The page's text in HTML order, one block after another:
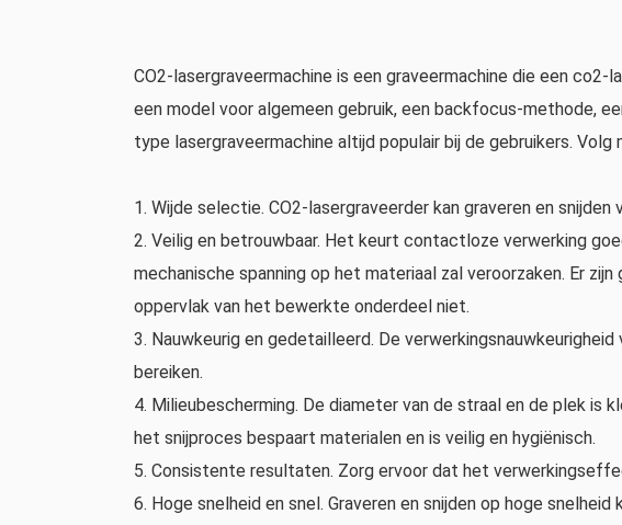
CO2-lasergraveermachine is een graveermachine die een
een model voor algemeen gebruik, een backfocus-methode,
type lasergraveermachine altijd populair bij de gebruikers. Volg
1. Wijde selectie. CO2-lasergraveerder kan graveren en
2. Veilig en betrouwbaar. Het keurt contactloze verwerking
mechanische spanning op het materiaal zal veroorzaken. Er
oppervlak van het bewerkte onderdeel niet.
3. Nauwkeurig en gedetailleerd. De
bereiken.
4. Milieubescherming. De diameter van de straal en de plek is
het snijproces bespaart materialen en is veilig en hygiënisch.
5. Consistente resultaten. Zorg ervoor dat het
6. Hoge snelheid en snel. Graveren en snijden op hoge